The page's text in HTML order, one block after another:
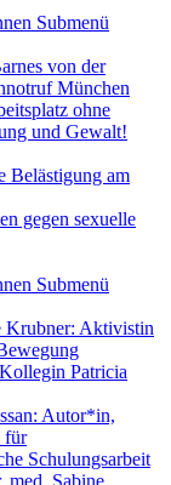
Submenü
von der
München
ohne
und Gewalt!
Belästigung am
gegen sexuelle
Submenü
Krubner: Aktivistin
Patricia
Autor*in,
für
Schulungsarbeit
med. Sabine